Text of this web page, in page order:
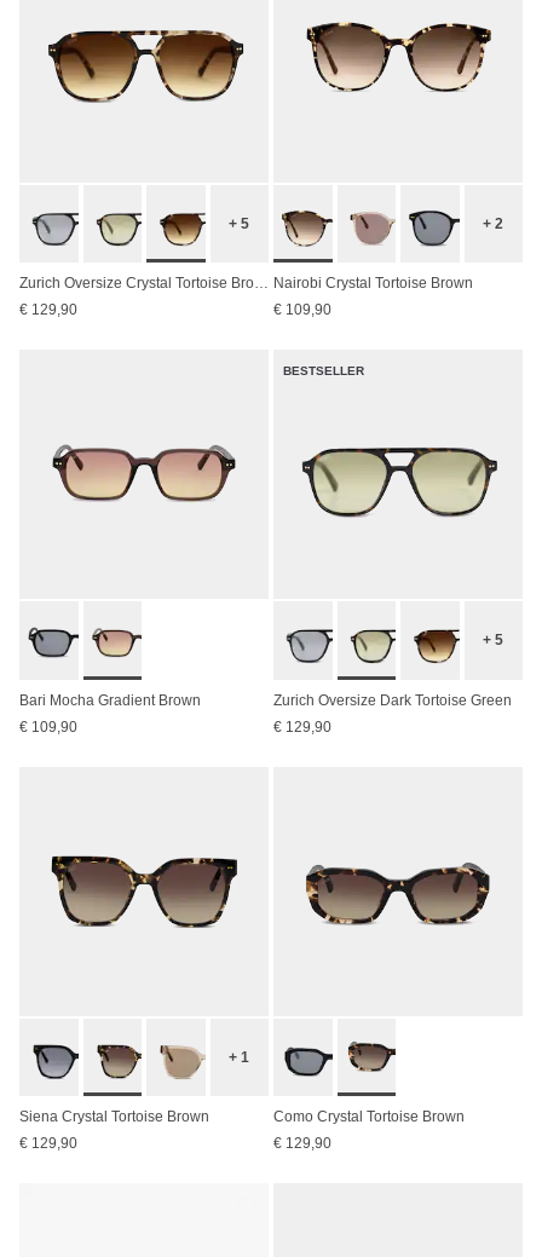
+ 5
Zurich Oversize Crystal Tortoise Brown
€ 129,90
+ 2
Nairobi Crystal Tortoise Brown
€ 109,90
Bari Mocha Gradient Brown
€ 109,90
BESTSELLER
+ 5
Zurich Oversize Dark Tortoise Green
€ 129,90
+ 1
Siena Crystal Tortoise Brown
€ 129,90
Como Crystal Tortoise Brown
€ 129,90